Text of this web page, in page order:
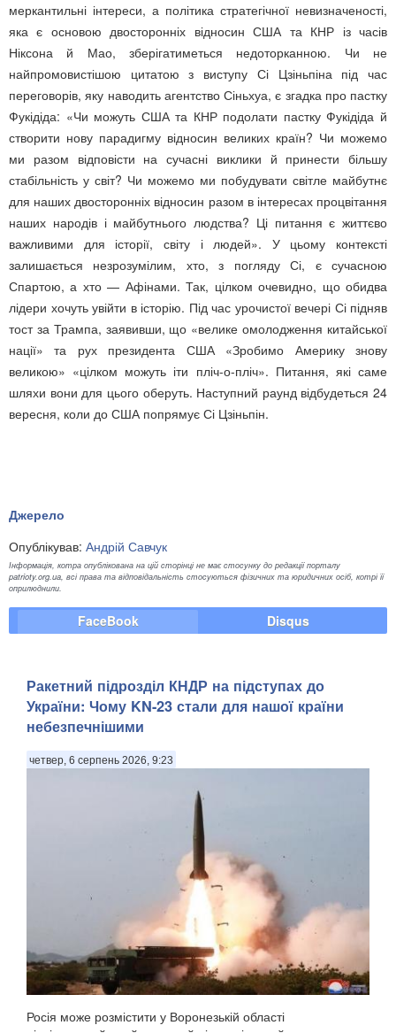
меркантильні інтереси, а політика стратегічної невизначеності,
яка є основою двосторонніх відносин США та КНР із часів
Ніксона й Мао, зберігатиметься недоторканною. Чи не
найпромовистішою цитатою з виступу Сі Цзіньпіна під час
переговорів, яку наводить агентство Сіньхуа, є згадка про пастку
Фукідіда: «Чи можуть США та КНР подолати пастку Фукідіда й
створити нову парадигму відносин великих країн? Чи можемо
ми разом відповісти на сучасні виклики й принести більшу
стабільність у світ? Чи можемо ми побудувати світле майбутнє
для наших двосторонніх відносин разом в інтересах процвітання
наших народів і майбутнього людства? Ці питання є життєво
важливими для історії, світу і людей». У цьому контексті
залишається незрозумілим, хто, з погляду Сі, є сучасною
Спартою, а хто — Афінами. Так, цілком очевидно, що обидва
лідери хочуть увійти в історію. Під час урочистої вечері Сі підняв
тост за Трампа, заявивши, що «велике омолодження китайської
нації» та рух президента США «Зробимо Америку знову
великою» «цілком можуть іти пліч-о-пліч». Питання, які саме
шляхи вони для цього оберуть. Наступний раунд відбудеться 24
вересня, коли до США попрямує Сі Цзіньпін.
Джерело
Опублікував: Андрій Савчук
Інформація, котра опублікована на цій сторінці не має стосунку до редакції порталу
patrioty.org.ua, всі права та відповідальність стосуються фізичних та юридичних осіб, котрі її
оприлюднили.
FaceBook Disqus
Ракетний підрозділ КНДР на підступах до
України: Чому KN-23 стали для нашої країни
небезпечнішими
четвер, 6 серпень 2026, 9:23
Росія може розмістити у Воронезькій області